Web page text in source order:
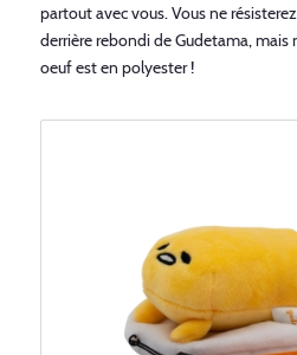
partout avec vous. Vous ne
derrière rebondi de Gudetama, mais
oeuf est en polyester !